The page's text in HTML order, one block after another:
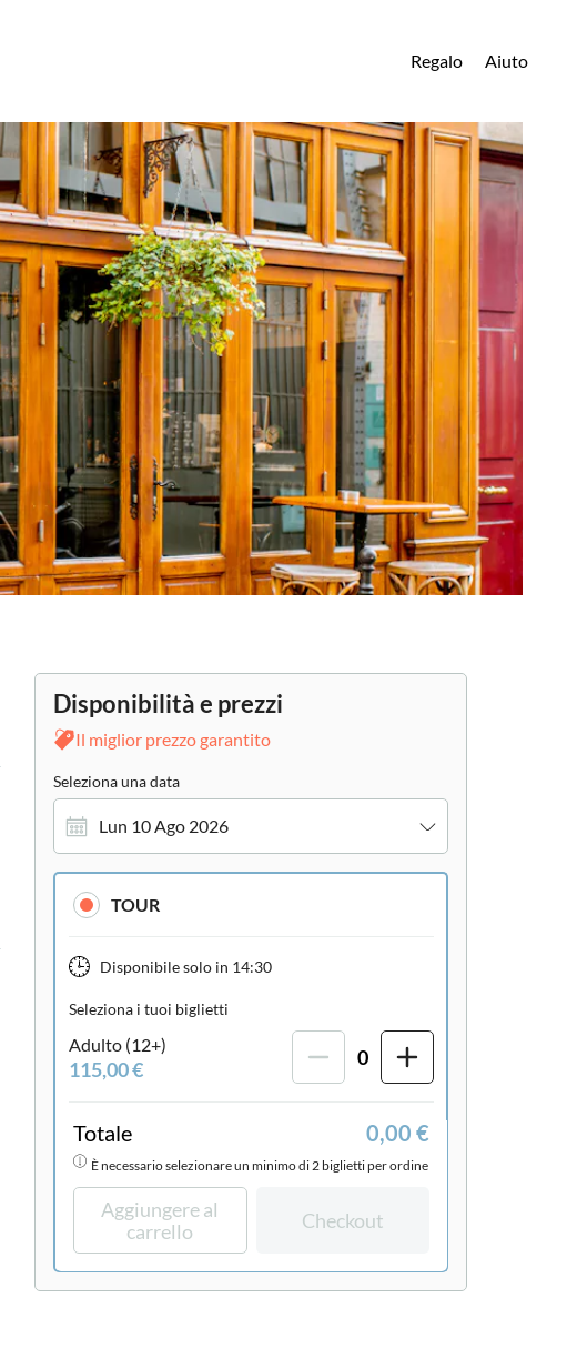
Regalo Aiuto
Disponibilità e prezzi
Il miglior prezzo garantito
Seleziona una data
Lun 10 Ago 2026
TOUR
Disponibile solo in 14:30
Seleziona i tuoi biglietti
Adulto (12+)
115,00 € 0
È necessario selezionare un minimo di 2 biglietti per ordine
Totale 0,00 €
Aggiungere al
carrello
Checkout